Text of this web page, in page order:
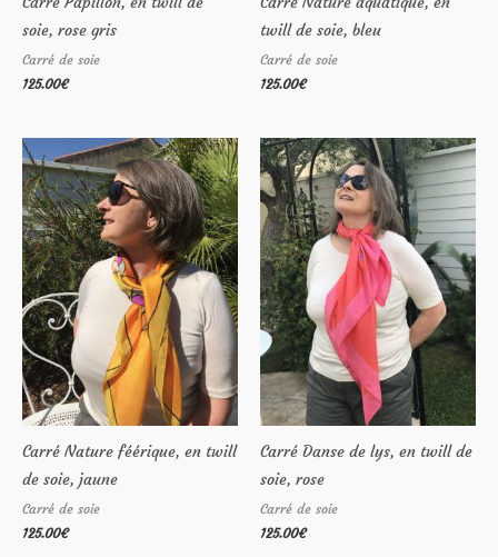
soie, rose gris
Carré de soie
125.00€
twill de soie, bleu
Carré de soie
125.00€
Carré Nature féérique, en twill
de soie, jaune
Carré de soie
125.00€
Carré Danse de lys, en twill de
soie, rose
Carré de soie
125.00€